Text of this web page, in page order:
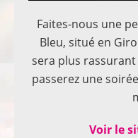
Faites-nous une
Bleu, situé en
sera plus
passerez une
Voir le